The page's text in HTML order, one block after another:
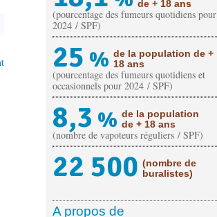
de + 18 ans
(pourcentage des fumeurs quotidiens pour
2024 / SPF)
25 % de la population de +
18 ans
(pourcentage des fumeurs quotidiens et
occasionnels pour 2024 / SPF)
8,3 % de la population
de + 18 ans
(nombre de vapoteurs réguliers / SPF)
22 500 (nombre de
buralistes)
A propos de